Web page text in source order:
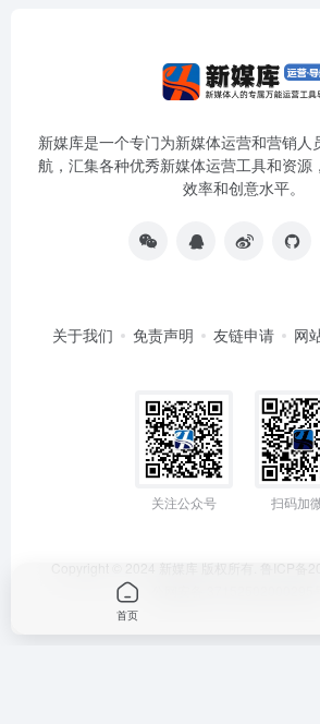
新媒库是一个专门为新媒体运营和营销人
航，汇集各种优秀新媒体运营工具和资源
效率和创意水平。
关于我们 免责声明 友链申请 网
关注公众号 扫码加
Copyright © 2024 新媒库 版权所有. 鲁ICP备
首页